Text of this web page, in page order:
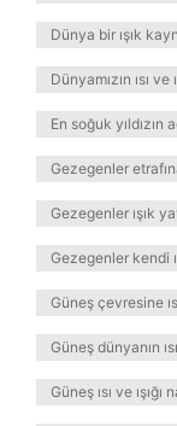
Dünya bir ışık
Dünyamızın ısı
En soğuk yıldızın
Gezegenler
Gezegenler ışık
Gezegenler kendi
Güneş çevresine
Güneş dünyanın
Güneş ısı ve ışığı